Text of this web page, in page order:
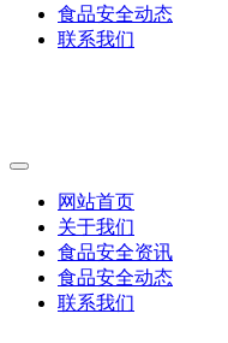
食品安全动态
联系我们
网站首页
关于我们
食品安全资讯
食品安全动态
联系我们